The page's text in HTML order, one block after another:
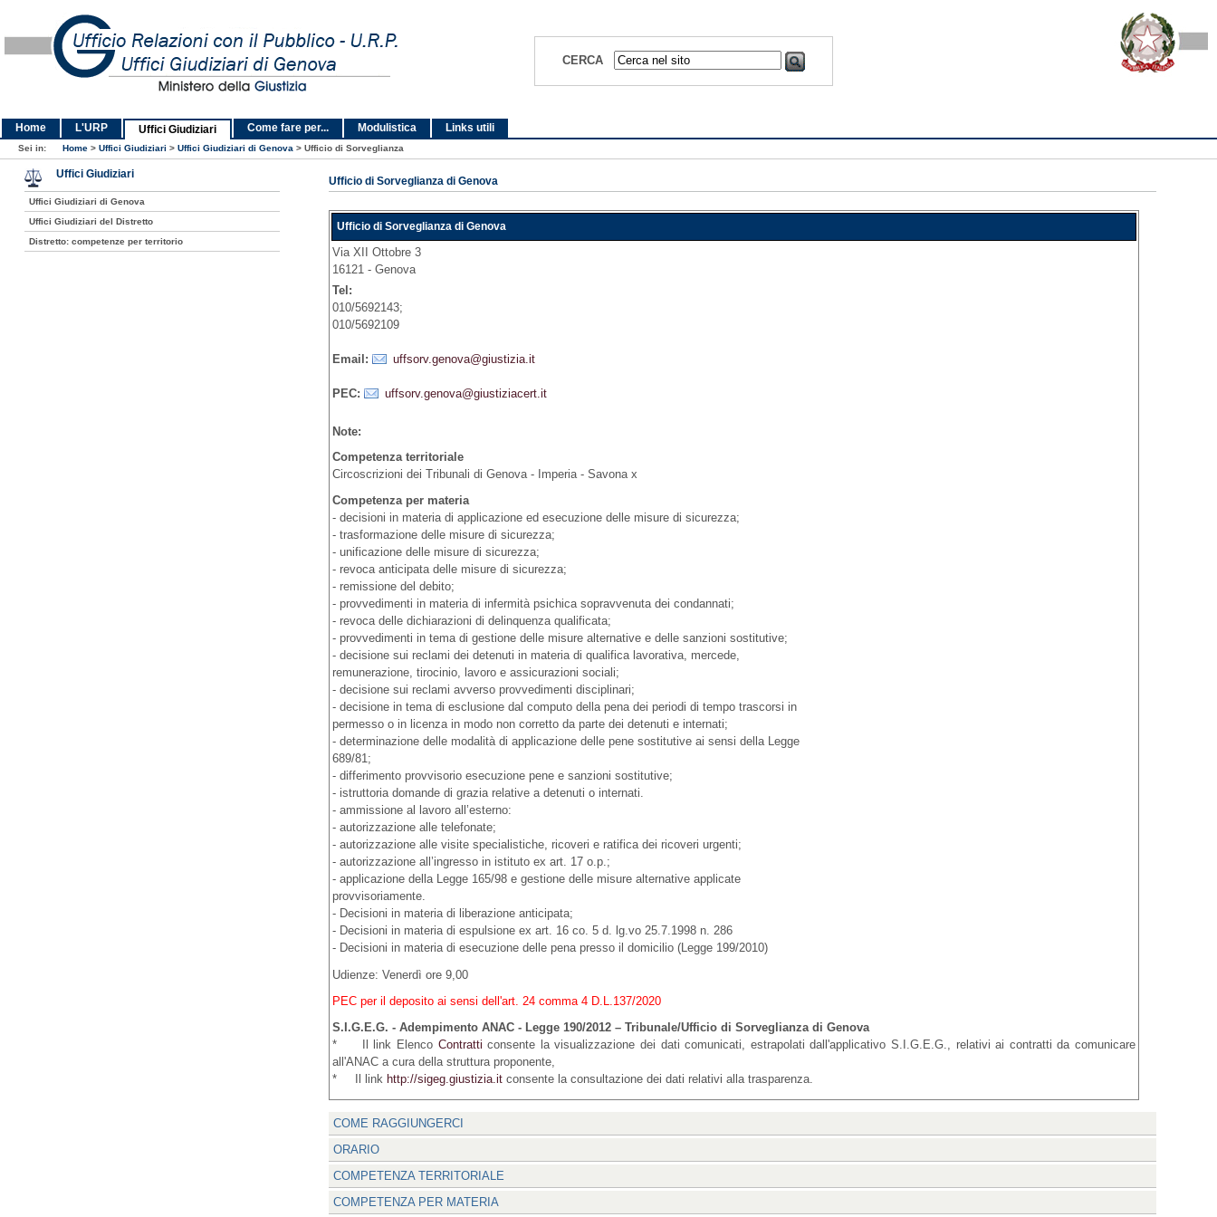
CERCA
Home L'URP Uffici Giudiziari Come fare per... Modulistica Links utili
Sei in: Home > Uffici Giudiziari > Uffici Giudiziari di Genova > Ufficio di Sorveglianza
Ufficio di Sorveglianza di Genova
Ufficio di Sorveglianza di Genova
Via XII Ottobre 3
16121 - Genova
Tel:
010/5692143;
010/5692109
Email: uffsorv.genova@giustizia.it
PEC: uffsorv.genova@giustiziacert.it
Note:
Competenza territoriale
Circoscrizioni dei Tribunali di Genova - Imperia - Savona x
Competenza per materia
- decisioni in materia di applicazione ed esecuzione delle misure di sicurezza;
- trasformazione delle misure di sicurezza;
- unificazione delle misure di sicurezza;
- revoca anticipata delle misure di sicurezza;
- remissione del debito;
- provvedimenti in materia di infermità psichica sopravvenuta dei condannati;
- revoca delle dichiarazioni di delinquenza qualificata;
- provvedimenti in tema di gestione delle misure alternative e delle sanzioni sostitutive;
- decisione sui reclami dei detenuti in materia di qualifica lavorativa, mercede,
remunerazione, tirocinio, lavoro e assicurazioni sociali;
- decisione sui reclami avverso provvedimenti disciplinari;
- decisione in tema di esclusione dal computo della pena dei periodi di tempo trascorsi in
permesso o in licenza in modo non corretto da parte dei detenuti e internati;
- determinazione delle modalità di applicazione delle pene sostitutive ai sensi della Legge
689/81;
- differimento provvisorio esecuzione pene e sanzioni sostitutive;
- istruttoria domande di grazia relative a detenuti o internati.
- ammissione al lavoro all’esterno:
- autorizzazione alle telefonate;
- autorizzazione alle visite specialistiche, ricoveri e ratifica dei ricoveri urgenti;
- autorizzazione all’ingresso in istituto ex art. 17 o.p.;
- applicazione della Legge 165/98 e gestione delle misure alternative applicate
provvisoriamente.
- Decisioni in materia di liberazione anticipata;
- Decisioni in materia di espulsione ex art. 16 co. 5 d. lg.vo 25.7.1998 n. 286
- Decisioni in materia di esecuzione delle pena presso il domicilio (Legge 199/2010)
Udienze: Venerdì ore 9,00
PEC per il deposito ai sensi dell'art. 24 comma 4 D.L.137/2020
S.I.G.E.G. - Adempimento ANAC - Legge 190/2012 – Tribunale/Ufficio di Sorveglianza di Genova
* Il link Elenco Contratti consente la visualizzazione dei dati comunicati, estrapolati dall'applicativo S.I.G.E.G., relativi ai contratti da comunicare
all'ANAC a cura della struttura proponente,
* Il link http://sigeg.giustizia.itconsente la consultazione dei dati relativi alla trasparenza.
COME RAGGIUNGERCI
ORARIO
COMPETENZA TERRITORIALE
COMPETENZA PER MATERIA
Uffici Giudiziari
Uffici Giudiziari di Genova
Uffici Giudiziari del Distretto
Distretto: competenze per territorio